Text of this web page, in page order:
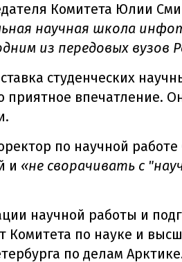
Комитета Юлии
научная школа
из передовых вузов
студенческих
впечатление.
по научной
и «не сворачивать с
научной работы и
Комитета по науке и
по делам